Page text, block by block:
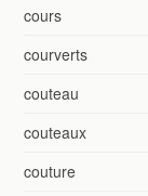
cours
courverts
couteau
couteaux
couture